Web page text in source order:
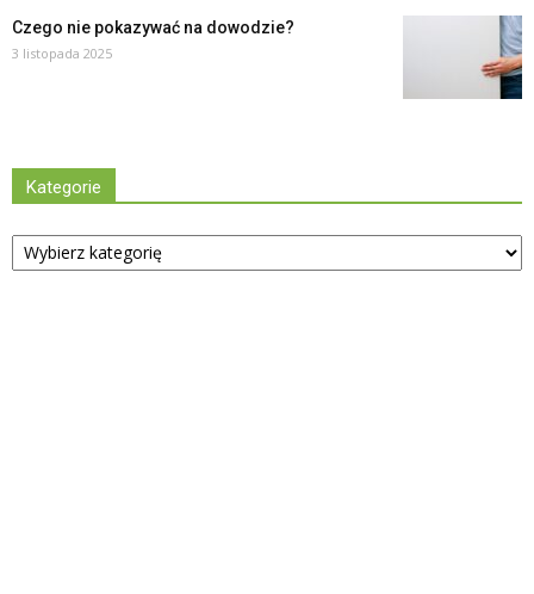
Czego nie pokazywać na dowodzie?
3 listopada 2025
Kategorie
Kategorie